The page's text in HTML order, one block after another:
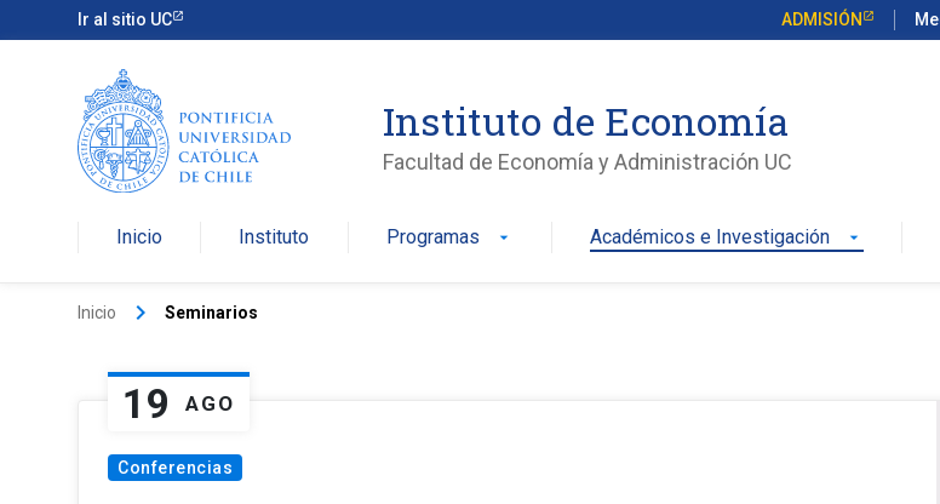
Ir al sitio UC ADMISIÓN
Instituto de Economía
Facultad de Economía y Administración UC
Inicio Instituto Programas arrow_drop_down Académicos e Investigación arrow_drop_down
Inicio keyboard_arrow_right Seminarios
19 AGO
Conferencias